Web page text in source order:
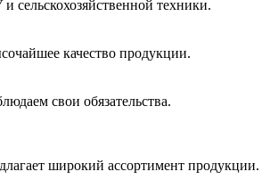
сельскохозяйственной техники.
качество продукции.
свои обязательства.
широкий ассортимент продукции.